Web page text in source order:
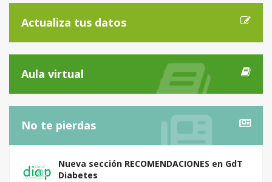
Actualiza tus datos
Aula virtual
No te pierdas
Nueva sección RECOMENDACIONES en GdT
Diabetes